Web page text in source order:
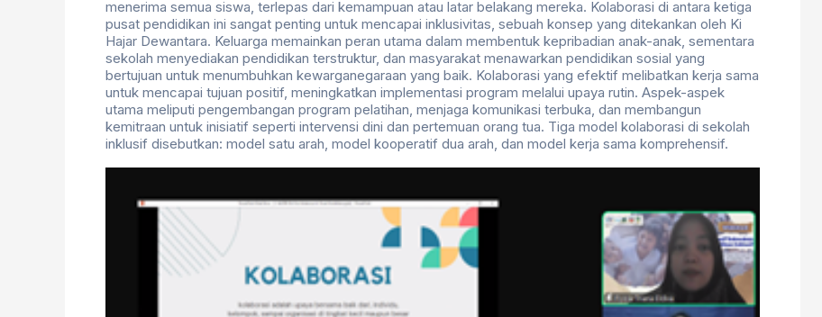
menerima semua siswa, terlepas dari kemampuan atau latar belakang mereka. Kolaborasi di antara ketiga
pusat pendidikan ini sangat penting untuk mencapai inklusivitas, sebuah konsep yang ditekankan oleh Ki
Hajar Dewantara. Keluarga memainkan peran utama dalam membentuk kepribadian anak-anak, sementara
sekolah menyediakan pendidikan terstruktur, dan masyarakat menawarkan pendidikan sosial yang
bertujuan untuk menumbuhkan kewarganegaraan yang baik. Kolaborasi yang efektif melibatkan kerja sama
untuk mencapai tujuan positif, meningkatkan implementasi program melalui upaya rutin. Aspek-aspek
utama meliputi pengembangan program pelatihan, menjaga komunikasi terbuka, dan membangun
kemitraan untuk inisiatif seperti intervensi dini dan pertemuan orang tua. Tiga model kolaborasi di sekolah
inklusif disebutkan: model satu arah, model kooperatif dua arah, dan model kerja sama komprehensif.